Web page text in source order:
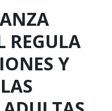
REGULA
Y